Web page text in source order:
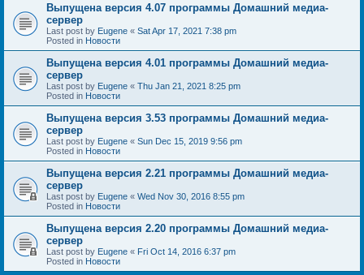
Выпущена версия 4.07 программы Домашний медиа-
сервер
Last post by Eugene « Sat Apr 17, 2021 7:38 pm
Posted in Новости
Выпущена версия 4.01 программы Домашний медиа-
сервер
Last post by Eugene « Thu Jan 21, 2021 8:25 pm
Posted in Новости
Выпущена версия 3.53 программы Домашний медиа-
сервер
Last post by Eugene « Sun Dec 15, 2019 9:56 pm
Posted in Новости
Выпущена версия 2.21 программы Домашний медиа-
сервер
Last post by Eugene « Wed Nov 30, 2016 8:55 pm
Posted in Новости
Выпущена версия 2.20 программы Домашний медиа-
сервер
Last post by Eugene « Fri Oct 14, 2016 6:37 pm
Posted in Новости